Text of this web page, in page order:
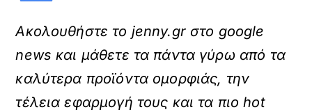
Ακολουθήστε το jenny.gr στο google
news και μάθετε τα πάντα γύρω από τα
καλύτερα προϊόντα ομορφιάς, την
τέλεια εφαρμογή τους και τα πιο hot